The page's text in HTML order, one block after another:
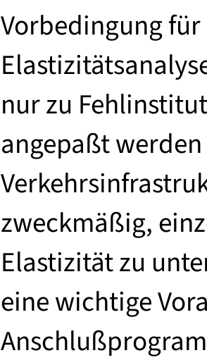
Vorbedingung
nur zu
angepaßt
zweckmäßig,
Elastizität zu
eine wichtige